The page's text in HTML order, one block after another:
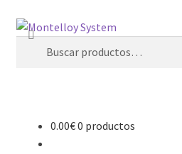
Ir
Ir
Buscar
Buscar
0.00€0 productos